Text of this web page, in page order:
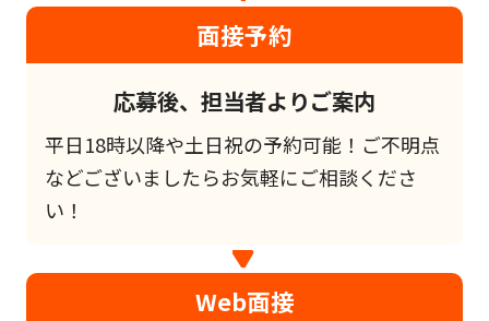
面接予約
応募後、担当者よりご案内
平日18時以降や土日祝の予約可能！ご不明点
などございましたらお気軽にご相談くださ
い！
Web面接